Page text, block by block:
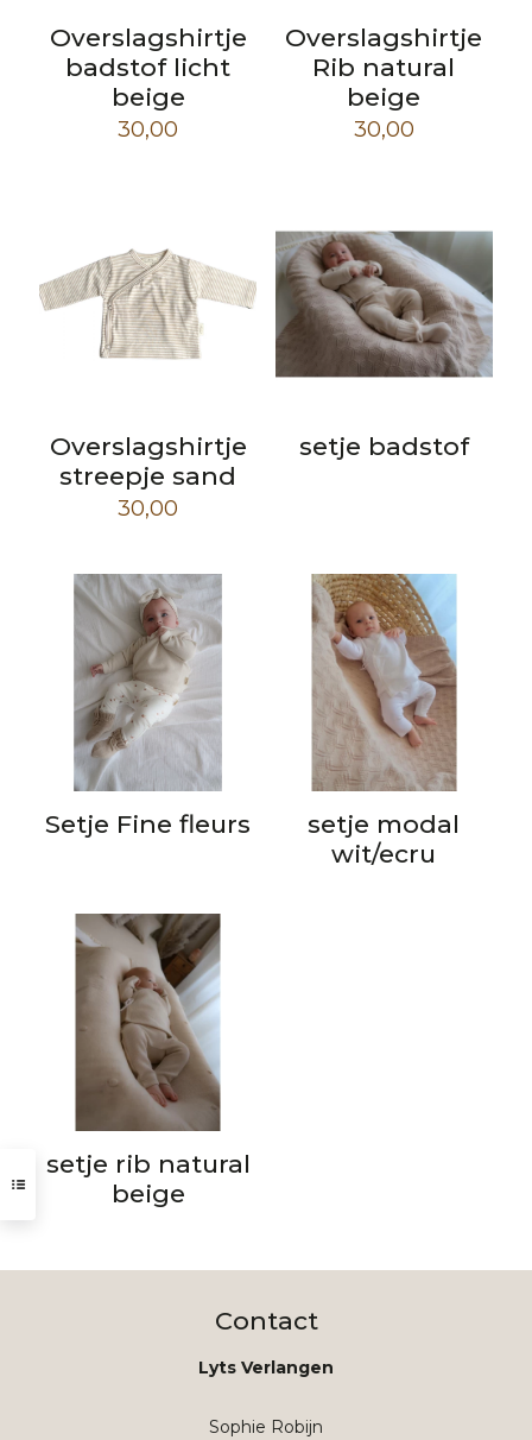
Overslagshirtje
badstof licht
beige
30,00
Overslagshirtje
Rib natural
beige
30,00
Overslagshirtje
streepje sand
30,00
setje badstof
Setje Fine fleurs
setje modal
wit/ecru
setje rib natural
beige
Contact
Lyts Verlangen
Sophie Robijn